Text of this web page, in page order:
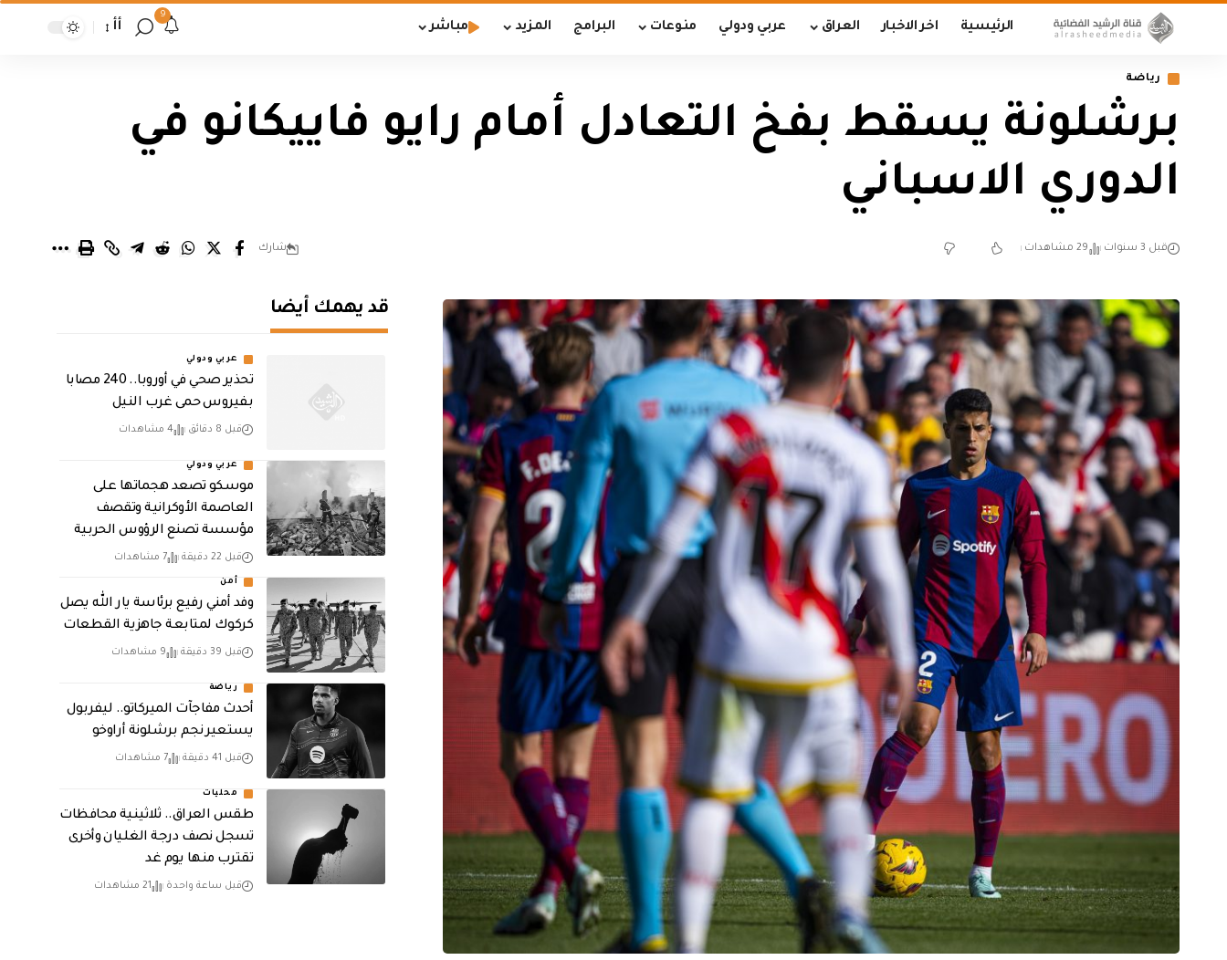
الرئيسية اخر الاخبار العراق عربي ودولي منوعات البرامج المزيد مباشر
9
أأ
رياضة
برشلونة يسقط بفخ التعادل أمام رايو فاييكانو في
الدوري الاسباني
قبل 3 سنوات 29 مشاهدات شارك
قد يهمك أيضا
عربي ودولي
تحذير صحي في أوروبا.. 240 مصابا
بفيروس حمى غرب النيل
قبل 8 دقائق 4 مشاهدات
عربي ودولي
موسكو تصعد هجماتها على
العاصمة الأوكرانية وتقصف
مؤسسة تصنع الرؤوس الحربية
قبل 22 دقيقة 7 مشاهدات
أمن
وفد أمني رفيع برئاسة يار الله يصل
كركوك لمتابعة جاهزية القطعات
قبل 39 دقيقة 9 مشاهدات
رياضة
أحدث مفاجآت الميركاتو.. ليفربول
يستعير نجم برشلونة أراوخو
قبل 41 دقيقة 7 مشاهدات
محليات
طقس العراق.. ثلاثينية محافظات
تسجل نصف درجة الغليان وأخرى
تقترب منها يوم غد
قبل ساعة واحدة 21 مشاهدات